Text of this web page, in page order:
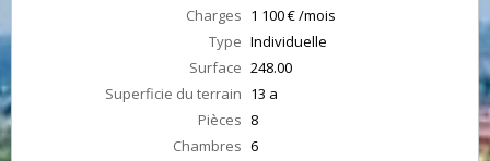
Charges 1 100 € /mois
Type Individuelle
Surface 248.00
Superficie du terrain 13 a
Pièces 8
Chambres 6